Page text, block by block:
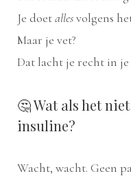
Je doetallesvolgens
Maar je vet?
Dat lacht je recht in
🤔 Wat als het
insuline?
Wacht, wacht. Geen